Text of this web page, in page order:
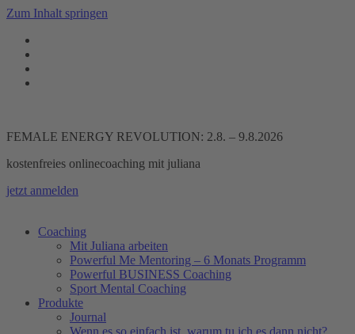
Zum Inhalt springen
FEMALE ENERGY REVOLUTION: 2.8. – 9.8.2026
kostenfreies onlinecoaching mit juliana
jetzt anmelden
Coaching
Mit Juliana arbeiten
Powerful Me Mentoring – 6 Monats Programm
Powerful BUSINESS Coaching
Sport Mental Coaching
Produkte
Journal
Wenn es so einfach ist, warum tu ich es dann nicht?